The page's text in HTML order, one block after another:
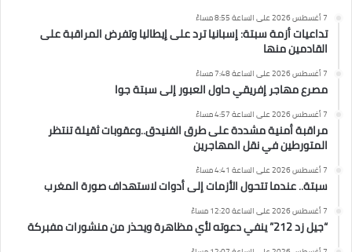
7 أغسطس 2026 على الساعة 8:55 مساءً
تداعيات أزمة سبتة: إسبانيا ترد على إيطاليا وتفرض المراقبة على
القادمين منها
7 أغسطس 2026 على الساعة 7:48 مساءً
مصرع مهاجر إفريقي حاول العبور إلى سبتة جوا
7 أغسطس 2026 على الساعة 4:57 مساءً
مراقبة أمنية مشددة على طرق الفنيدق..وعقوبات ثقيلة تنتظر
المتورطين في نقل المهاجرين
7 أغسطس 2026 على الساعة 4:41 مساءً
سبتة.. عندما تتحول الأزمات إلى أدوات لاستهداف صورة المغرب
7 أغسطس 2026 على الساعة 12:20 مساءً
“جيل زد 212” ينفي دعوته لأي مظاهرة ويحذر من منشورات مفبركة